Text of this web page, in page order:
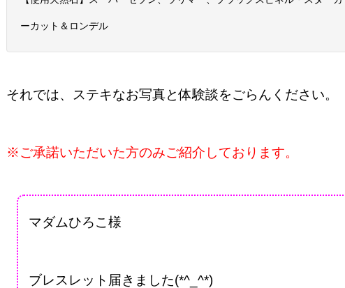
ーカット＆ロンデル
それでは、ステキなお写真と体験談をごらんください。
※ご承諾いただいた方のみご紹介しております。
マダムひろこ様
ブレスレット届きました(*^_^*)